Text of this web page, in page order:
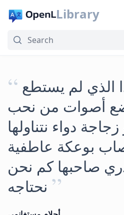
Library
“ الذي لم يستطع
أصوات من نحب
دواء نتناولها
بوعكة عاطفية
صاحبها كم نحن
نحتاجه ”